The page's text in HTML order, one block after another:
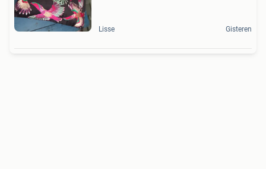
Lisse Gisteren